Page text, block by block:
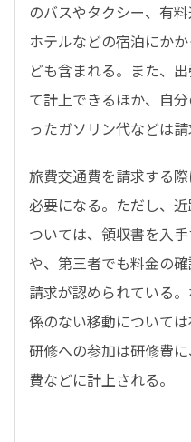
のバスやタクシー、有
ホテルなどの宿泊にか
ども含まれる。また、
て計上できるほか、自
ったガソリン代などは
旅費交通費を請求する
必要になる。ただし、
ついては、領収書を入
や、第三者でも料金の
請求が認められている
係のない移動について
研修への参加は研修費
費などに計上される。